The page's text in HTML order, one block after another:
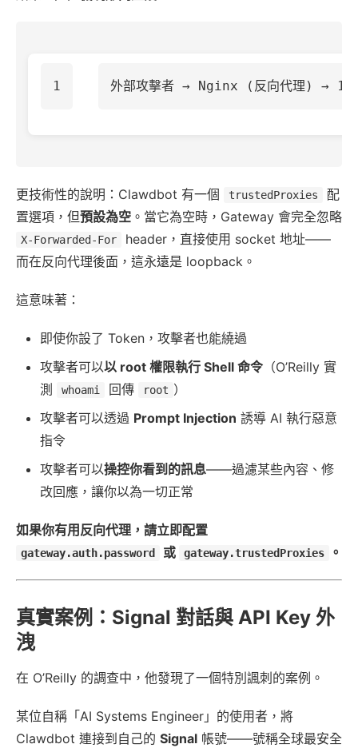
更技術性的說明：Clawdbot 有一個 trustedProxies
配
置選項，但預設為空 。當它為空時，Gateway 會完全忽略
X-Forwarded-For
header，直接使用 socket 地址——
而在反向代理後面，這永遠是 loopback。
這意味著：
即使你設了 Token，攻擊者也能繞過
攻擊者可以以 root 權限執行 Shell 命令 （O’Reilly 實
測
whoami 回傳 root ）
攻擊者可以透過 Prompt Injection 誘導 AI 執行惡意
指令
攻擊者可以操控你看到的訊息——過濾某些內容、修
改回應，讓你以為一切正常
如果你有用反向代理，請立即配置
gateway.auth.password 或 gateway.trustedProxies 。
真實案例：Signal 對話與 API Key 外
洩
在 O’Reilly 的調查中，他發現了一個特別諷刺的案例。
某位自稱「AI Systems Engineer」的使用者，將
Clawdbot 連接到自己的 Signal 帳號——號稱全球最安全